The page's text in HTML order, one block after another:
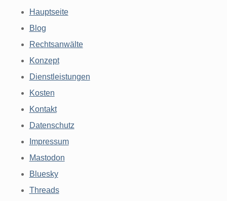
Hauptseite
Blog
Rechtsanwälte
Konzept
Dienstleistungen
Kosten
Kontakt
Datenschutz
Impressum
Mastodon
Bluesky
Threads